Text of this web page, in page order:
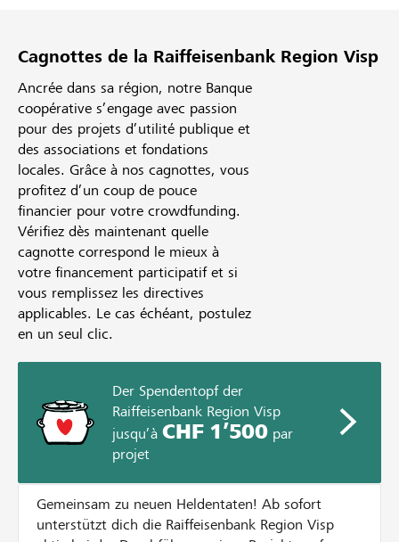
Cagnottes de la Raiffeisenbank Region Visp
Ancrée dans sa région, notre Banque
coopérative s’engage avec passion
pour des projets d’utilité publique et
des associations et fondations
locales. Grâce à nos cagnottes, vous
profitez d’un coup de pouce
financier pour votre crowdfunding.
Vérifiez dès maintenant quelle
cagnotte correspond le mieux à
votre financement participatif et si
vous remplissez les directives
applicables. Le cas échéant, postulez
en un seul clic.
Der Spendentopf der
Raiffeisenbank Region Visp
jusqu’à CHF 1’500par
projet
Gemeinsam zu neuen Heldentaten! Ab sofort
unterstützt dich die Raiffeisenbank Region Visp